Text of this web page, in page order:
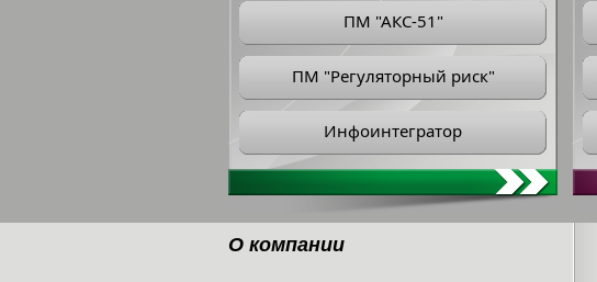
ПМ "АКС-51"
ПМ "Регуляторный риск"
Инфоинтегратор
О компании